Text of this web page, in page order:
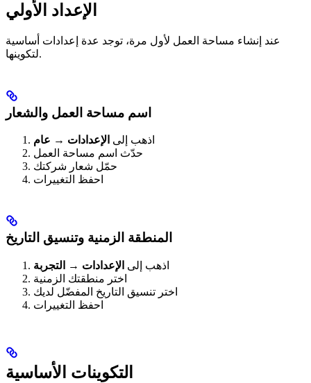
الإعداد الأولي
عند إنشاء مساحة العمل لأول مرة، توجد عدة إعدادات أساسية
لتكوينها.
اسم مساحة العمل والشعار
اذهب إلى الإعدادات → عام
حدّث اسم مساحة العمل
حمّل شعار شركتك
احفظ التغييرات
المنطقة الزمنية وتنسيق التاريخ
اذهب إلى الإعدادات → التجربة
اختر منطقتك الزمنية
اختر تنسيق التاريخ المفضّل لديك
احفظ التغييرات
التكوينات الأساسية